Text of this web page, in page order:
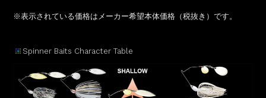
※表示されている価格はメーカー希望本体価格（税抜き）です。
Spinner Baits Character Table